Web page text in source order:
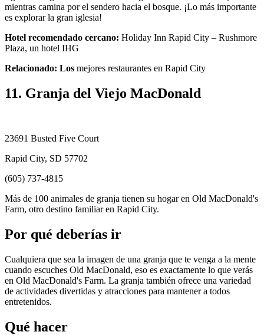
mientras camina por el sendero hacia el bosque. ¡Lo más importante
es explorar la gran iglesia!
Hotel recomendado cercano: Holiday Inn Rapid City – Rushmore
Plaza, un hotel IHG
Relacionado: Los mejores restaurantes en Rapid City
11. Granja del Viejo MacDonald
23691 Busted Five Court
Rapid City, SD 57702
(605) 737-4815
Más de 100 animales de granja tienen su hogar en Old MacDonald's
Farm, otro destino familiar en Rapid City.
Por qué deberías ir
Cualquiera que sea la imagen de una granja que te venga a la mente
cuando escuches Old MacDonald, eso es exactamente lo que verás
en Old MacDonald's Farm. La granja también ofrece una variedad
de actividades divertidas y atracciones para mantener a todos
entretenidos.
Qué hacer